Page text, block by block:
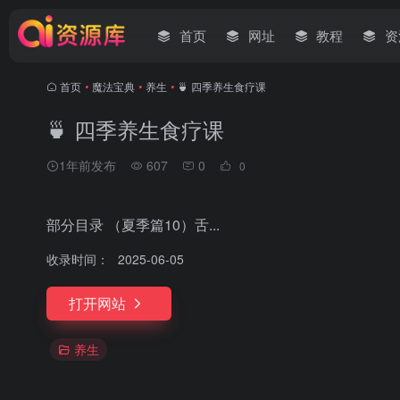
首页 网址 教程
首页 • 魔法宝典 • 养生 • 🍵 四季养生食疗课
🍵 四季养生食疗课
1年前发布 607 0 0
部分目录 （夏季篇10）舌...
收录时间： 2025-06-05
打开网站
养生